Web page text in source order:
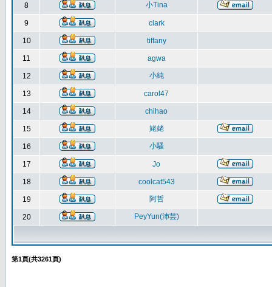
8 小Tina
9 clark
10 tiffany
11 agwa
12 小純
13 carol47
14 chihao
15 姥姥
16 小騷
17 Jo
18 coolcat543
19 阿哲
20 PeyYun(沛芸)
第1頁(共3261頁)